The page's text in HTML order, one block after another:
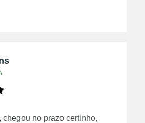
no prazo certinho,